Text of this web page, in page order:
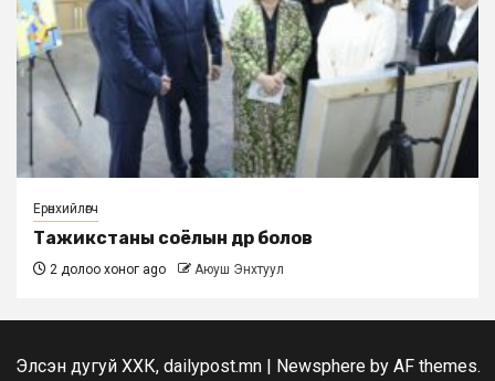
Ерөнхийлөгч
Тажикстаны соёлын өдөр болов
2 долоо хоног ago Аюуш Энхтуул
Элсэн дугуй ХХК, dailypost.mn Newsphereby AF themes.